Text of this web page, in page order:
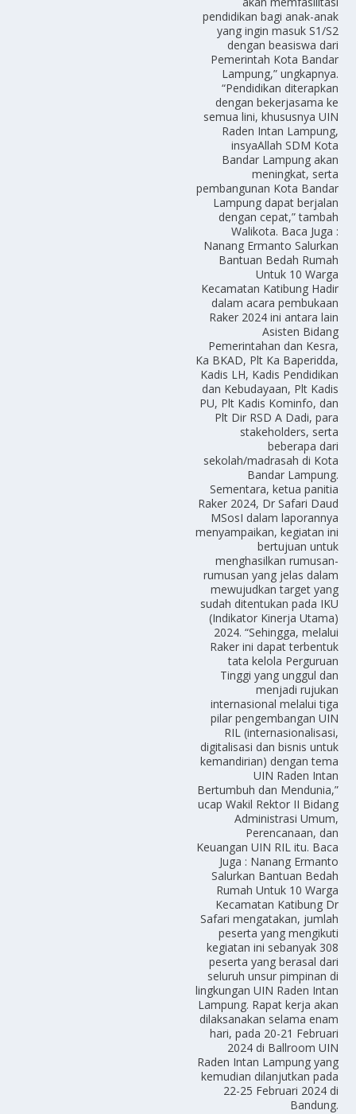
pendidikan bagi anak-anak
yang ingin masuk S1/S2
dengan beasiswa dari
Pemerintah Kota Bandar
Lampung,” ungkapnya.
“Pendidikan diterapkan
dengan bekerjasama ke
semua lini, khususnya UIN
Raden Intan Lampung,
insyaAllah SDM Kota
Bandar Lampung akan
meningkat, serta
pembangunan Kota Bandar
Lampung dapat berjalan
dengan cepat,” tambah
Walikota. Baca Juga :
Nanang Ermanto Salurkan
Bantuan Bedah Rumah
Untuk 10 Warga
Kecamatan Katibung Hadir
dalam acara pembukaan
Raker 2024 ini antara lain
Asisten Bidang
Pemerintahan dan Kesra,
Ka BKAD, Plt Ka Baperidda,
Kadis LH, Kadis Pendidikan
dan Kebudayaan, Plt Kadis
PU, Plt Kadis Kominfo, dan
Plt Dir RSD A Dadi, para
stakeholders, serta
beberapa dari
sekolah/madrasah di Kota
Bandar Lampung.
Sementara, ketua panitia
Raker 2024, Dr Safari Daud
MSosI dalam laporannya
menyampaikan, kegiatan ini
bertujuan untuk
menghasilkan rumusan-
rumusan yang jelas dalam
mewujudkan target yang
sudah ditentukan pada IKU
(Indikator Kinerja Utama)
2024. “Sehingga, melalui
Raker ini dapat terbentuk
tata kelola Perguruan
Tinggi yang unggul dan
menjadi rujukan
internasional melalui tiga
pilar pengembangan UIN
RIL (internasionalisasi,
digitalisasi dan bisnis untuk
kemandirian) dengan tema
UIN Raden Intan
Bertumbuh dan Mendunia,”
ucap Wakil Rektor II Bidang
Administrasi Umum,
Perencanaan, dan
Keuangan UIN RIL itu. Baca
Juga : Nanang Ermanto
Salurkan Bantuan Bedah
Rumah Untuk 10 Warga
Kecamatan Katibung Dr
Safari mengatakan, jumlah
peserta yang mengikuti
kegiatan ini sebanyak 308
peserta yang berasal dari
seluruh unsur pimpinan di
lingkungan UIN Raden Intan
Lampung. Rapat kerja akan
dilaksanakan selama enam
hari, pada 20-21 Februari
2024 di Ballroom UIN
Raden Intan Lampung yang
kemudian dilanjutkan pada
22-25 Februari 2024 di
Bandung.